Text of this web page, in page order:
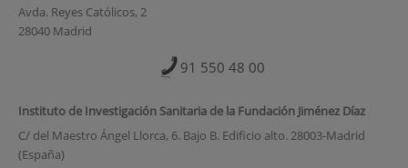
Avda. Reyes Católicos, 2
28040 Madrid
91 550 48 00
Instituto de Investigación Sanitaria de la Fundación Jiménez Díaz
C/ del Maestro Ángel Llorca, 6. Bajo B. Edificio alto. 28003-Madrid
(España)